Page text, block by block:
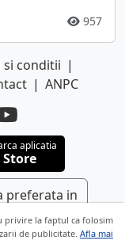
957
si conditii |
| ANPC
aplicatia
Store
preferata in
privire la faptul ca folosim
de publicitate. Afla mai